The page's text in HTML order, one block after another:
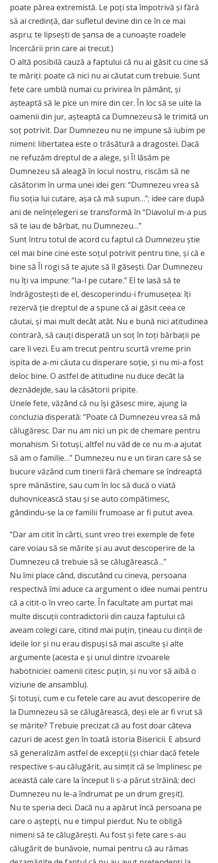
poate părea extremistă. Le poți sta împotrivă și fără
să ai credință, dar sufletul devine din ce în ce mai
aspru; te lipsești de șansa de a cunoaște roadele
încercării prin care ai trecut.)
O altă posibilă cauză a faptului că nu ai găsit cu cine să
te măriți: poate că nici nu ai căutat cum trebuie. Sunt
fete care umblă numai cu privirea în pământ, și
așteaptă să le pice un mire din cer. În loc să se uite la
oamenii din jur, așteaptă ca Dumnezeu să le trimită un
soț potrivit. Dar Dumnezeu nu ne impune să iubim pe
nimeni: libertatea este o trăsătură a dragostei. Dacă
ne refuzăm dreptul de a alege, și Îl lăsăm pe
Dumnezeu să aleagă în locul nostru, riscăm să ne
căsătorim în urma unei idei gen: “Dumnezeu vrea să
fiu soția lui cutare, așa că mă supun…”; idee care după
ani de neînțelegeri se transformă în “Diavolul m-a pus
să te iau de bărbat, nu Dumnezeu…”
Sunt întru totul de acord cu faptul că Dumnezeu știe
cel mai bine cine este soțul potrivit pentru tine, și că e
bine să Îl rogi să te ajute să îl găsești. Dar Dumnezeu
nu îți va impune: “Ia-l pe cutare.” El te lasă să te
îndrăgostești de el, descoperindu-i frumusețea: îți
rezervă ție dreptul de a spune că ai găsit ceea ce
căutai, și mai mult decât atât. Nu e bună nici atitudinea
contrară, să cauți disperată un soț în toți bărbații pe
care îi vezi. Eu am trecut pentru scurtă vreme prin
ispita de a-mi căuta cu disperare soție, și nu mi-a fost
deloc bine. O astfel de atitudine nu duce decât la
deznădejde, sau la căsătorii pripite.
Unele fete, văzând că nu își găsesc mire, ajung la
concluzia disperată: “Poate că Dumnezeu vrea să mă
călugăresc. Dar nu am nici un pic de chemare pentru
monahism. Si totuși, altfel nu văd de ce nu m-a ajutat
să am o familie…” Dumnezeu nu e un tiran care să se
bucure văzând cum tinerii fără chemare se îndreaptă
spre mănăstire, sau cum în loc să ducă o viată
duhovnicească stau și se auto compătimesc,
gândindu-se la ce familii frumoase ar fi putut avea.
“Dar am citit în cârti, sunt vreo trei exemple de fete
care voiau să se mărite și au avut descoperire de la
Dumnezeu că trebuie să se călugărească…”
Nu îmi place când, discutând cu cineva, persoana
respectivă îmi aduce ca argument o idee numai pentru
că a citit-o în vreo carte. În facultate am purtat mai
multe discuții contradictorii din cauza faptului că
aveam colegi care, citind mai puțin, țineau cu dinții de
ideile lor și nu erau dispuși să mai asculte și alte
argumente (acesta e și unul dintre izvoarele
habotniciei: oamenii citesc puțin, și nu vor să aibă o
viziune de ansamblu).
Și totuși, cum e cu fetele care au avut descoperire de
la Dumnezeu să se călugărească, deși ele ar fi vrut să
se mărite? Trebuie precizat că au fost doar câteva
cazuri de acest gen în toată istoria Bisericii. E absurd
să generalizăm astfel de excepții (și chiar dacă fetele
respective s-au călugărit, au simțit că se împlinesc pe
această cale care la început li s-a părut străină; deci
Dumnezeu nu le-a îndrumat pe un drum greșit).
Nu te speria deci. Dacă nu a apărut încă persoana pe
care o aștepți, nu e timpul pierdut. Nu te obligă
nimeni să te călugărești. Au fost și fete care s-au
călugărit de bunăvoie, numai pentru că au rămas